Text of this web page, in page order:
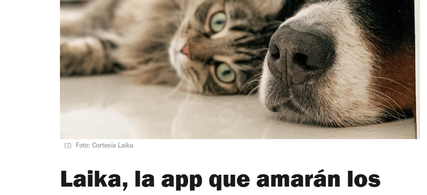
Foto: Cortesía Laika
Laika, la app que amarán los